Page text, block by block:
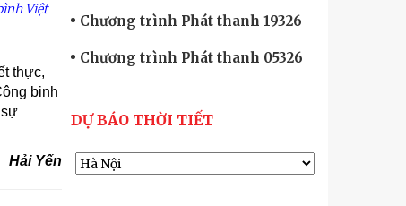
Việt
thực,
binh
sự
Hải Yến
Chương trình Phát thanh 19326
Chương trình Phát thanh 05326
DỰ BÁO THỜI TIẾT